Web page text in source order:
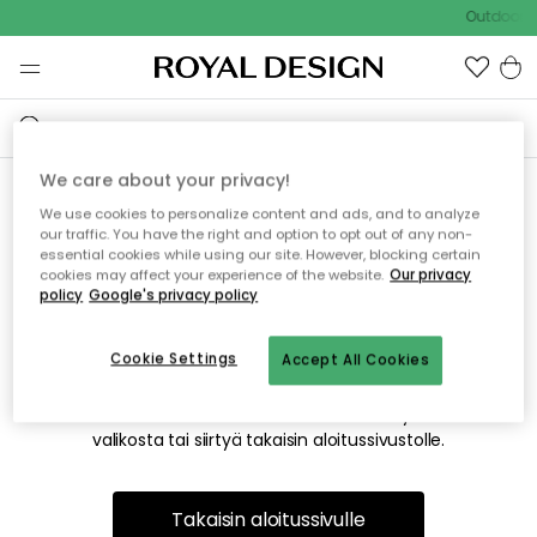
Outdoor
Emme valitettavasti löydä
etsimääsi sivua
Tämä voi johtua siitä, että sivua ei enää ole tai siitä, että se
on siirretty muualle. Pahoittelemme tästä mahdollisesti
valikosta tai siirtyä takaisin aloitussivustolle.
Takaisin aloitussivulle
We care about your privacy!
We use cookies to personalize content and ads, and to analyze
our traffic. You have the right and option to opt out of any non-
essential cookies while using our site. However, blocking certain
cookies may affect your experience of the website. Our privacy
policy Google's privacy policy
Accept All Cookies
Cookie Settings